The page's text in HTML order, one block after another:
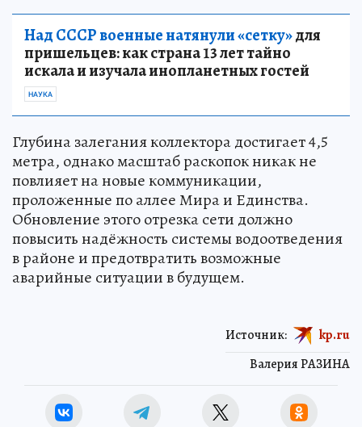
Над СССР военные натянули «сетку»для
пришельцев: как страна 13 лет тайно
искала и изучала инопланетных гостей
НАУКА
Глубина залегания коллектора достигает 4,5
метра, однако масштаб раскопок никак не
повлияет на новые коммуникации,
проложенные по аллее Мира и Единства.
Обновление этого отрезка сети должно
повысить надёжность системы водоотведения
в районе и предотвратить возможные
аварийные ситуации в будущем.
Валерия РАЗИНА
Источник: kp.ru